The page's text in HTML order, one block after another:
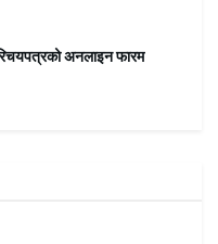
अनलाइन फारम